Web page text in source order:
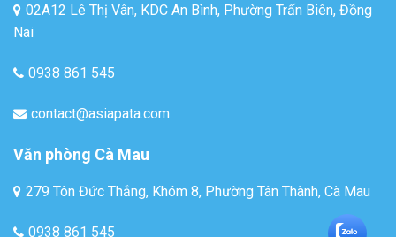
02A12 Lê Thị Vân, KDC An Bình, Phường Trấn Biên, Đồng
Nai
0938 861 545
contact@asiapata.com
Văn phòng Cà Mau
279 Tôn Đức Thắng, Khóm 8, Phường Tân Thành, Cà Mau
0938 861 545